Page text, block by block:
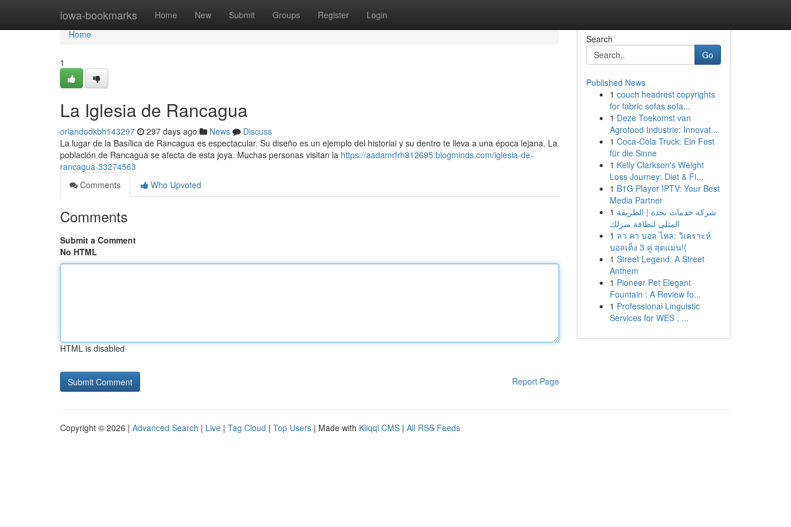
iowa-bookmarks Home New Submit Groups Register Login
Home
Home
1
La Iglesia de Rancagua
orlandodkbh143297 297 days ago News
Discuss
La lugar de la Basílica de Rancagua es espectacular. Su diseño es un ejemplo del historial y su dentro te lleva a una época lejana. La
población de Rancagua se afecta de esta joya. Muchas personas visitan la https://aadamrfrh812695.blogminds.com/iglesia-de-
rancagua-33274563
Comments
Who Upvoted
Comments
Submit a Comment
No HTML
HTML is disabled
Report Page
Search
Go
Published News
1 couch headrest copyrights
for fabric sofas sofa...
1 Deze Toekomst van
Agrofood Industrie: Innovat...
1 Coca-Cola Truck: Ein Fest
für die Sinne
1 Kelly Clarkson's Weight
Loss Journey: Diet & Fi...
1 B1G Player IPTV: Your Best
Media Partner
1 شركة خدمات بجدة | الطريقة
المثلى لنظافة منزلك
1 ลา คา บอล ไหล: วิเคราะห์
บอลเต็ง 3 คู่ สุดแม่น!{
1 Street Legend: A Street
Anthem
1 Pioneer Pet Elegant
Fountain : A Review fo...
1 Professional Linguistic
Services for WES , ...
Copyright © 2026 | Advanced Search | Live | Tag Cloud | Top Users | Made with Kliqqi CMS | All RSS Feeds